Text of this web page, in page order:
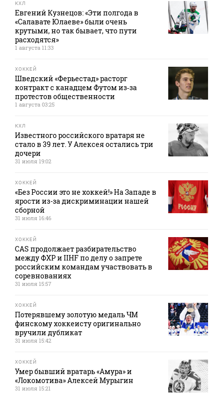
КХЛ
Евгений Кузнецов: «Эти полгода в
«Салавате Юлаеве» были очень
крутыми, но так бывает, что пути
расходятся»
1 августа 11:33
ХОККЕЙ
Шведский «Ферьестад» расторг
контракт с канадцем Футом из‑за
протестов общественности
1 августа 03:25
КХЛ
Известного российского вратаря не
стало в 39 лет. У Алексея остались три
дочери
31 июля 19:02
ХОККЕЙ
«Без России это не хоккей!» На Западе в
ярости из-за дискриминации нашей
сборной
31 июля 16:46
ХОККЕЙ
CAS продолжает разбирательство
между ФХР и IIHF по делу о запрете
российским командам участвовать в
соревнованиях
31 июля 15:57
ХОККЕЙ
Потерявшему золотую медаль ЧМ
финскому хоккеисту оригинально
вручили дубликат
31 июля 15:42
ХОККЕЙ
Умер бывший вратарь «Амура» и
«Локомотива» Алексей Мурыгин
31 июля 15:21